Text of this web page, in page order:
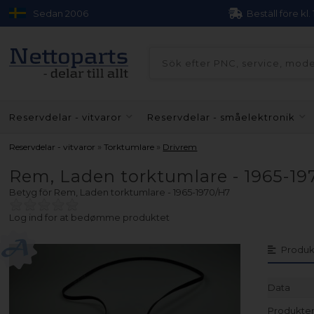
Sedan 2006 Beställ före kl.
Reservdelar - vitvaror Reservdelar - småelektronik
Reservdelar - vitvaror »Torktumlare » Drivrem
Rem, Laden torktumlare - 1965-
Betyg för Rem, Laden torktumlare - 1965-1970/H7
Log ind for at bedømme produktet
Data